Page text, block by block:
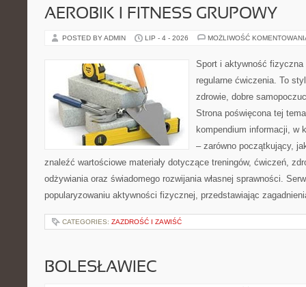
AEROBIK I FITNESS GRUPOWY
POSTED BY ADMIN LIP - 4 - 2026 MOŻLIWOŚĆ
Sport i aktywność
regularne ćwiczenia. To
zdrowie, dobre
Strona poświęcona tej
kompendium informacji, w
– zarówno początkujący,
znaleźć wartościowe materiały dotyczące treningów, ćwiczeń,
odżywiania oraz świadomego rozwijania własnej sprawności.
popularyzowaniu aktywności fizycznej, przedstawiając
CATEGORIES: ZAZDROŚĆ I ZAWIŚĆ
BOLESŁAWIEC